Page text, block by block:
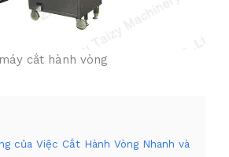
máy cắt hành vòng
của Việc Cắt Hành Vòng Nhanh và